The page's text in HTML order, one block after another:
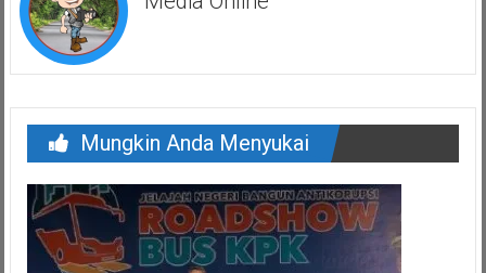
Mungkin Anda Menyukai